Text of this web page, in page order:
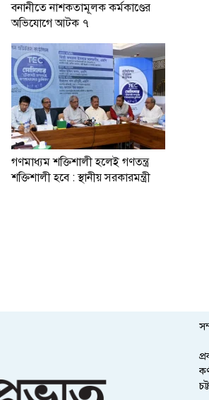
বনানীতে নাশকতামূলক কর্মকাণ্ডের
অভিযোগে আটক ৭
গণমাধ্যম শক্তিশালী হলেই গণতন্ত্র
শক্তিশালী হবে : স্থানীয় সরকারমন্ত্রী